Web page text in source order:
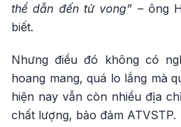
thể dẫn đến tử vong” – ông
biết.
Nhưng điều đó không có
hoang mang, quá lo lắng mà
hiện nay vẫn còn nhiều địa
chất lượng, bảo đảm ATVSTP.